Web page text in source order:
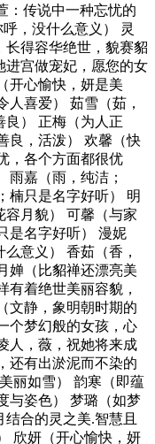
：传说中一种忘忧的
，没什么意义） 灵
得容华绝世，貌赛貂
进宫做宠妃，愿您的女
开心愉快，妍是美
人喜爱） 茹雪（茹，
良） 正梅（为人正
良，活泼） 欢馨（快
，各个方面都很优
雨嘉（雨，纯洁；
楠只是名字好听） 明
容月貌） 可馨（与家
是名字好听） 漫妮
意义） 香茹（香，
婵（比貂禅还漂亮美
有着绝世美丽容貌，
文静，象明朝时期的
个梦幻般的女孩，心
人，薇，祝她将来成
还有出淤泥而不染的
丽如雪） 韵寒（即蕴
与姿色） 梦璐（如梦
合的灵之美.智慧且
欣妍（开心愉快，妍